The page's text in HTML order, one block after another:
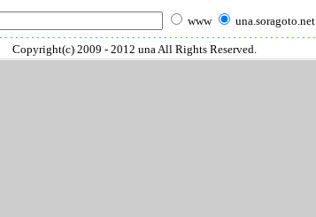
www una.soragoto.net
Copyright(c) 2009 - 2012 una All Rights Reserved.